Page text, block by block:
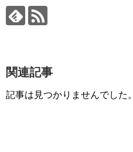
関連記事
記事は見つかりませんでした。